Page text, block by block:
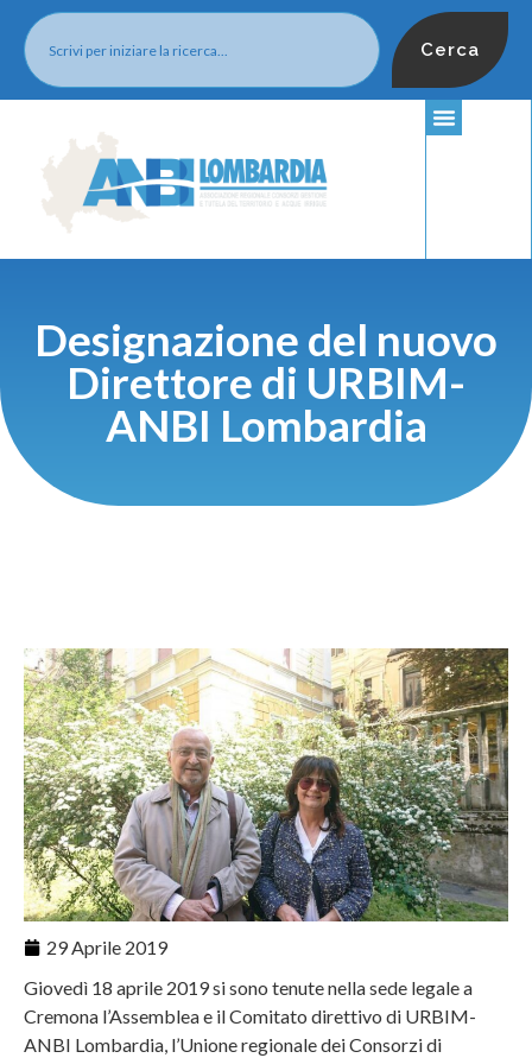
Cerca
Designazione del nuovo
Direttore di URBIM-
ANBI Lombardia
29 Aprile 2019
Giovedì 18 aprile 2019 si sono tenute nella sede legale a
Cremona l’Assemblea e il Comitato direttivo di URBIM-
ANBI Lombardia, l’Unione regionale dei Consorzi di